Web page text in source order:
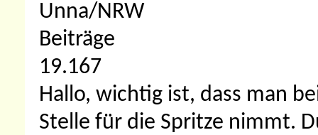
Unna/NRW
Beiträge
19.167
Hallo, wichtig ist, dass man
Stelle für die Spritze nimmt.